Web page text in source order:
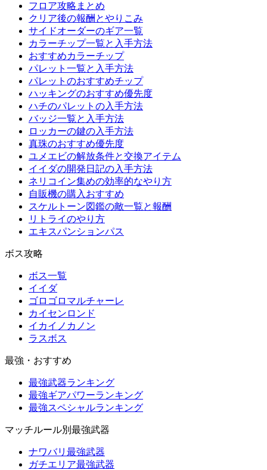
フロア攻略まとめ
クリア後の報酬とやりこみ
サイドオーダーのギア一覧
カラーチップ一覧と入手方法
おすすめカラーチップ
パレット一覧と入手方法
パレットのおすすめチップ
ハッキングのおすすめ優先度
ハチのパレットの入手方法
バッジ一覧と入手方法
ロッカーの鍵の入手方法
真珠のおすすめ優先度
ユメエビの解放条件と交換アイテム
イイダの開発日記の入手方法
ネリコイン集めの効率的なやり方
自販機の購入おすすめ
スケルトーン図鑑の敵一覧と報酬
リトライのやり方
エキスパンションパス
ボス攻略
ボス一覧
イイダ
ゴロゴロマルチャーレ
カイセンロンド
イカイノカノン
ラスボス
最強・おすすめ
最強武器ランキング
最強ギアパワーランキング
最強スペシャルランキング
マッチルール別最強武器
ナワバリ最強武器
ガチエリア最強武器